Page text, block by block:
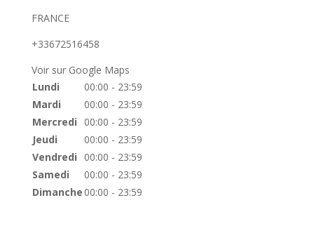
FRANCE
+33672516458
Voir sur Google Maps
Lundi
00:00 - 23:59
Mardi
00:00 - 23:59
Mercredi
00:00 - 23:59
Jeudi
00:00 - 23:59
Vendredi
00:00 - 23:59
Samedi
00:00 - 23:59
Dimanche 00:00 - 23:59